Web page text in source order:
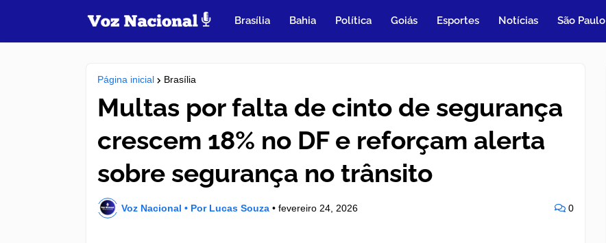
Brasília Bahia Política Goiás Esportes Notícias São Paulo
Página inicial Brasília
Multas por falta de cinto de segurança
crescem 18% no DF e reforçam alerta
sobre segurança no trânsito
Voz Nacional • Por Lucas Souza • fevereiro 24, 2026 0